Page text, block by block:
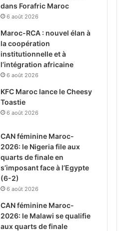
dans Forafric Maroc
6 août 2026
Maroc-RCA : nouvel élan à
la coopération
institutionnelle et à
l’intégration africaine
6 août 2026
KFC Maroc lance le Cheesy
Toastie
6 août 2026
CAN féminine Maroc-
2026: le Nigeria file aux
quarts de finale en
s’imposant face à l’Egypte
(6-2)
6 août 2026
CAN féminine Maroc-
2026: le Malawi se qualifie
aux quarts de finale